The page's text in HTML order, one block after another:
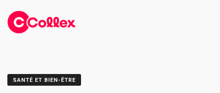
SANTÉ ET BIEN-ÊTRE